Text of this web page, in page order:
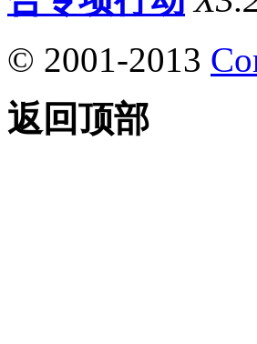
© 2001-2013
返回顶部